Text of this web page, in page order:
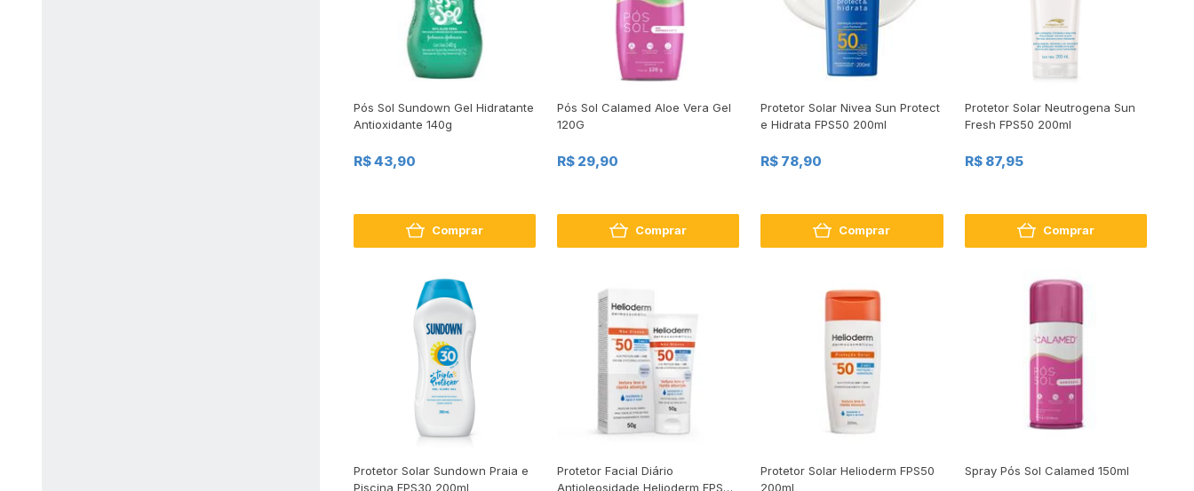
Pós Sol Sundown Gel Hidratante
Antioxidante 140g
R$ 43,90
Comprar
Pós Sol Calamed Aloe Vera Gel
120G
R$ 29,90
Comprar
Protetor Solar Nivea Sun Protect
e Hidrata FPS50 200ml
R$ 78,90
Comprar
Protetor Solar Neutrogena Sun
Fresh FPS50 200ml
R$ 87,95
Comprar
Protetor Solar Sundown Praia e
Piscina FPS30 200ml
Protetor Facial Diário
Antioleosidade Helioderm FPS50
Protetor Solar Helioderm FPS50
200ml
Spray Pós Sol Calamed 150ml